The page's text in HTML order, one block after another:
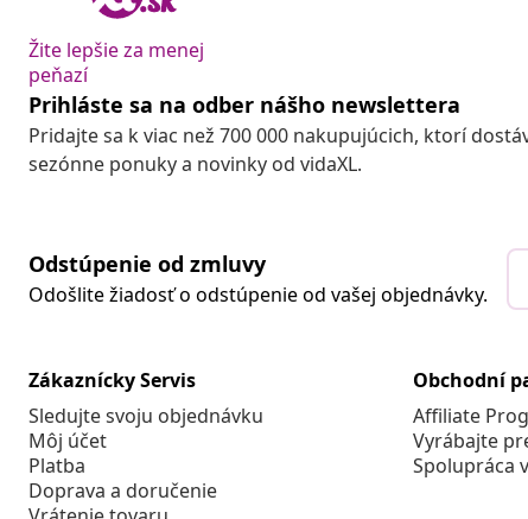
Žite lepšie za menej
peňazí
Prihláste sa na odber nášho newslettera
Pridajte sa k viac než 700 000 nakupujúcich, ktorí
sezónne ponuky a novinky od vidaXL.
Odstúpenie od zmluvy
Odošlite žiadosť o odstúpenie od vašej objednávky.
Zákaznícky Servis
Sledujte svoju objednávku
Môj účet
Platba
Doprava a doručenie
Obchodní
Affiliate
Vyrábajte
Spolupráca